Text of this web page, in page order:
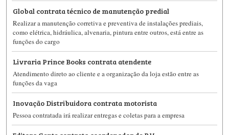
Global contrata técnico de manutenção predial
Realizar a manutenção corretiva e preventiva de instalações prediais,
como elétrica, hidráulica, alvenaria, pintura entre outros, está entre as
funções do cargo
Livraria Prince Books contrata atendente
Atendimento direto ao cliente e a organização da loja estão entre as
funções da vaga
Inovação Distribuidora contrata motorista
Pessoa contratada irá realizar entregas e coletas para a empresa